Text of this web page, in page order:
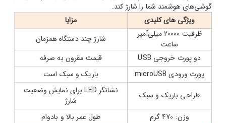
گوشی‌های هوشمند شما را شارژ کند.
ویژگی های کلیدی
مزایا
ظرفیت 20000 میلی‌آمپر
ساعت
شارژ چند دستگاه همزمان
دو پورت خروجی USB
قیمت مقرون به صرفه
پورت ورودی microUSB
باریک و سبک است
طراحی باریک و سبک
نشانگر LED برای نمایش وضعیت
شارژ
وزن: 470 گرم
طول عمر بالا و بادوام